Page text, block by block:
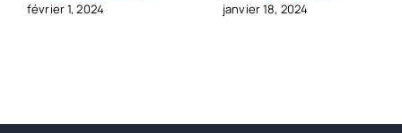
février 1, 2024 janvier 18, 2024